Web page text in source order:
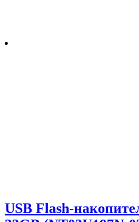
USB Flash-